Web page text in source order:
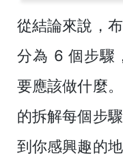
從結論來說，
分為 6 個步驟
要應該做什麼
的拆解每個步
到你感興趣的